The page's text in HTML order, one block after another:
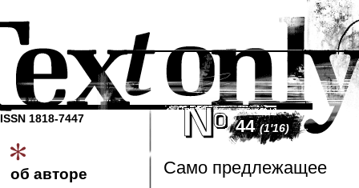
ISSN 1818-7447
об авторе
44(1'16)
Само предлежащее